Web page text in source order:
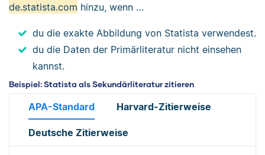
de.statista.com hinzu, wenn …
du die exakte Abbildung von Statista verwendest.
du die Daten der Primärliteratur nicht einsehen
kannst.
Beispiel: Statista als Sekundärliteratur zitieren
APA-Standard Harvard-Zitierweise
Deutsche Zitierweise